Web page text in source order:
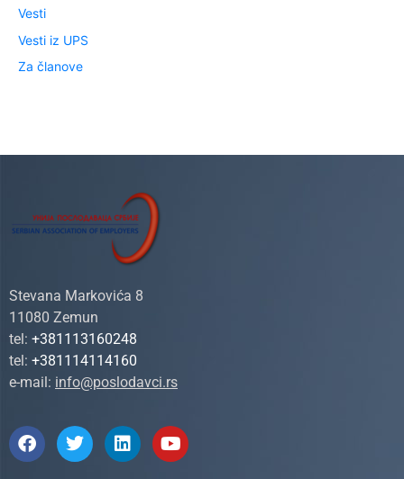
Vesti
Vesti iz UPS
Za članove
Stevana Markovića 8
11080 Zemun
tel: +381113160248
tel: +381114114160
e-mail: info@poslodavci.rs